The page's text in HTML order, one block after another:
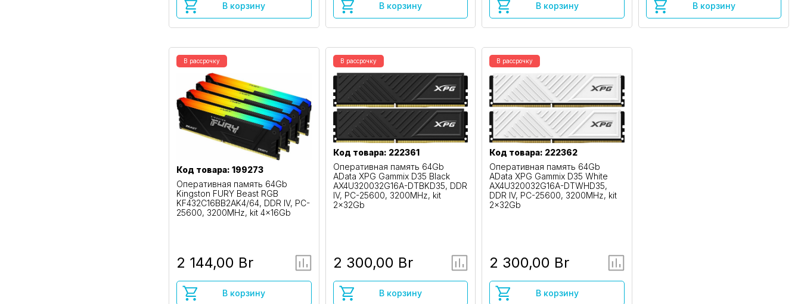
В корзину В корзину В корзину В корзину
В рассрочку
Код товара: 199273
Оперативная память 64Gb
Kingston FURY Beast RGB
KF432C16BB2AK4/64, DDR IV, PC-
25600, 3200MHz, kit 4x16Gb
2 144,00 Br
В корзину
В рассрочку
Код товара: 222361
Оперативная память 64Gb
AData XPG Gammix D35 Black
AX4U320032G16A-DTBKD35, DDR
IV, PC-25600, 3200MHz, kit
2x32Gb
2 300,00 Br
В корзину
В рассрочку
Код товара: 222362
Оперативная память 64Gb
AData XPG Gammix D35 White
AX4U320032G16A-DTWHD35,
DDR IV, PC-25600, 3200MHz, kit
2x32Gb
2 300,00 Br
В корзину